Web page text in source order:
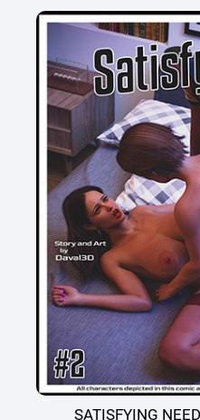
SATISFYING